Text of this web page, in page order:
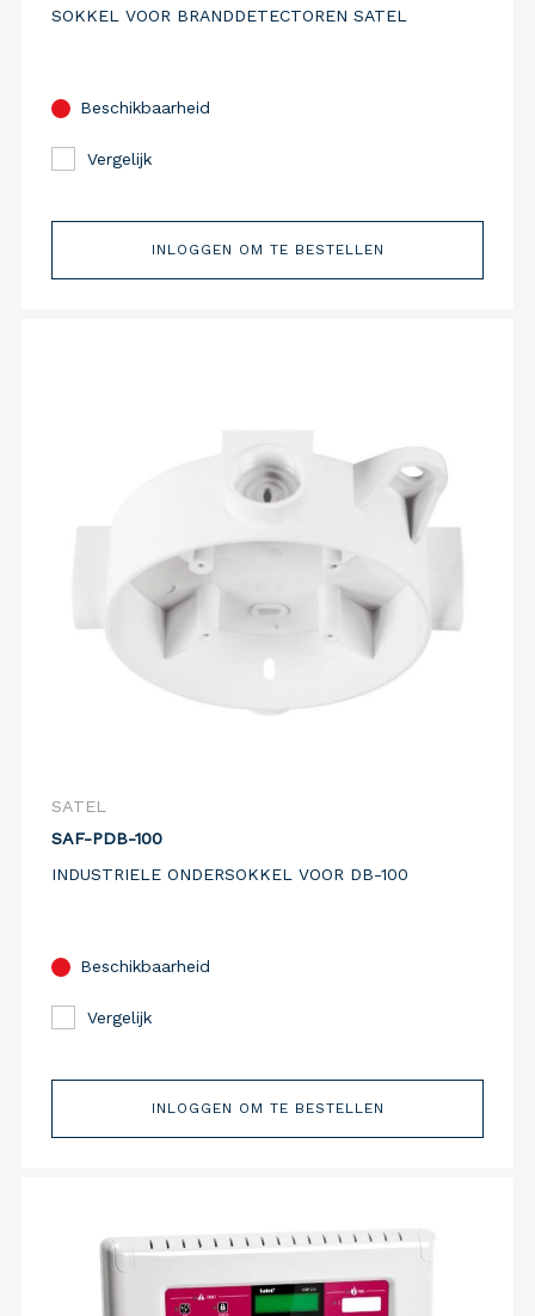
SOKKEL VOOR BRANDDETECTOREN SATEL
Beschikbaarheid
Vergelijk
INLOGGEN OM TE BESTELLEN
SATEL
SAF-PDB-100
INDUSTRIELE ONDERSOKKEL VOOR DB-100
Beschikbaarheid
Vergelijk
INLOGGEN OM TE BESTELLEN